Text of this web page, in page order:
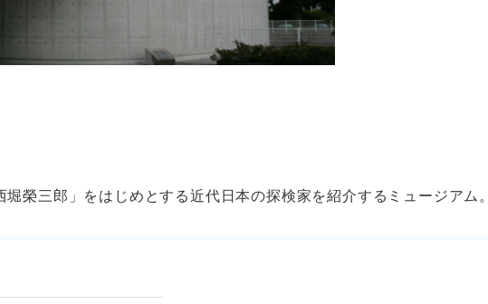
榮三郎」をはじめとする近代日本の探検家を紹介するミュージアム。